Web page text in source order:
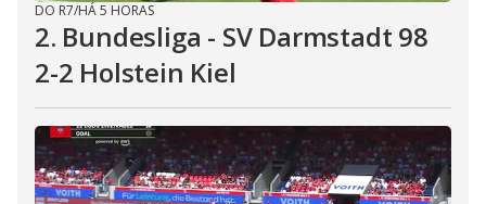
DO R7/HÁ 5 HORAS
2. Bundesliga - SV Darmstadt 98
2-2 Holstein Kiel